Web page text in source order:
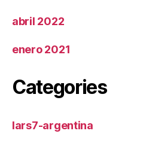
abril 2022
enero 2021
Categories
lars7-argentina